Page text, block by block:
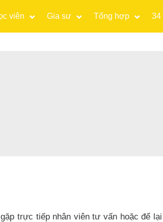
viên Gia sư Tổng hợp 34
trực tiếp nhân viên tư vấn hoặc để